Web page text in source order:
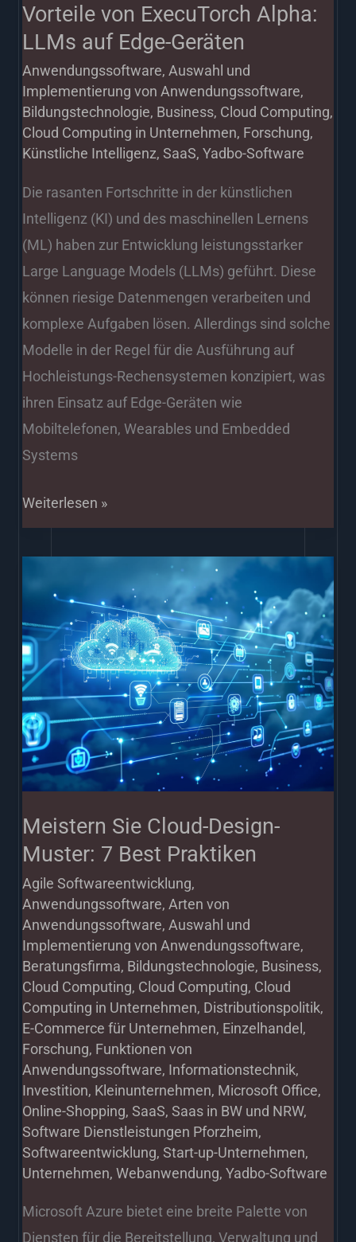
Vorteile von ExecuTorch Alpha:
LLMs auf Edge-Geräten
Anwendungssoftware,Auswahl und
Implementierung von Anwendungssoftware,
Bildungstechnologie, Business, Cloud Computing,
Cloud Computing in Unternehmen, Forschung,
Künstliche Intelligenz,SaaS,Yadbo-Software
Die rasanten Fortschritte in der künstlichen
Intelligenz (KI) und des maschinellen Lernens
(ML) haben zur Entwicklung leistungsstarker
Large Language Models (LLMs) geführt. Diese
können riesige Datenmengen verarbeiten und
komplexe Aufgaben lösen. Allerdings sind solche
Modelle in der Regel für die Ausführung auf
Hochleistungs-Rechensystemen konzipiert, was
ihren Einsatz auf Edge-Geräten wie
Mobiltelefonen, Wearables und Embedded
Systems
Weiterlesen »
Meistern Sie Cloud-Design-
Muster: 7 Best Praktiken
Agile Softwareentwicklung,
Anwendungssoftware,Arten von
Anwendungssoftware,Auswahl und
Implementierung von Anwendungssoftware,
Beratungsfirma, Bildungstechnologie, Business,
Cloud Computing, Cloud Computing, Cloud
Computing in Unternehmen, Distributionspolitik,
E-Commerce für Unternehmen, Einzelhandel,
Forschung, Funktionen von
Anwendungssoftware, Informationstechnik,
Investition, Kleinunternehmen, Microsoft Office,
Online-Shopping,SaaS,Saas in BW und NRW,
Software Dienstleistungen Pforzheim,
Softwareentwicklung,Start-up-Unternehmen,
Unternehmen,Webanwendung,Yadbo-Software
Microsoft Azure bietet eine breite Palette von
Diensten für die Bereitstellung, Verwaltung und
Sie
Cloud-
Design-
Muster:
7
Best
Praktiken